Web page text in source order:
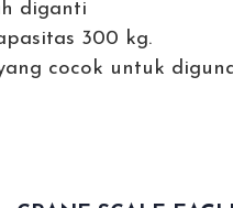
diganti
300 kg.
cocok untuk